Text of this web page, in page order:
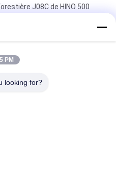
J08C de HINO 500
moteur du camion S130A-
de la garde forestière
PM
looking for?